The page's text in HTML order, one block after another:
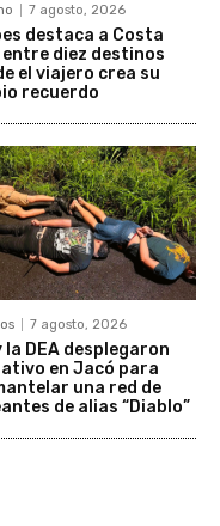
7 agosto, 2026
destaca a Costa
entre diez destinos
el viajero crea su
recuerdo
7 agosto, 2026
la DEA desplegaron
en Jacó para
una red de
de alias “Diablo”